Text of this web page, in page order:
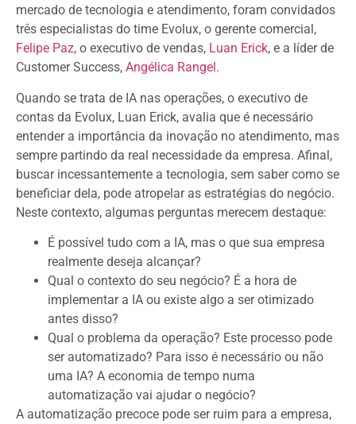
mercado de tecnologia e atendimento, foram convidados
três especialistas do time Evolux, o gerente comercial,
Felipe Paz, o executivo de vendas, Luan Erick, e a líder de
Customer Success, Angélica Rangel .
Quando se trata de IA nas operações, o executivo de
contas da Evolux, Luan Erick, avalia que é necessário
entender a importância da inovação no atendimento, mas
sempre partindo da real necessidade da empresa. Afinal,
buscar incessantemente a tecnologia, sem saber como se
beneficiar dela, pode atropelar as estratégias do negócio.
Neste contexto, algumas perguntas merecem destaque:
É possível tudo com a IA, mas o que sua empresa
realmente deseja alcançar?
Qual o contexto do seu negócio? É a hora de
implementar a IA ou existe algo a ser otimizado
antes disso?
Qual o problema da operação? Este processo pode
ser automatizado? Para isso é necessário ou não
uma IA? A economia de tempo numa
automatização vai ajudar o negócio?
A automatização precoce pode ser ruim para a empresa,